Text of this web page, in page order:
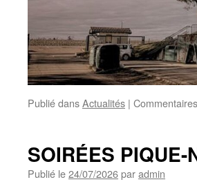
Publié dansActualités |
SOIRÉES
Publié le24/07/2026paradmin